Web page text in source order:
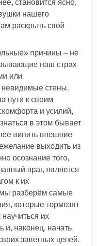
становится ясно,
нашего
раскрыть свой
причины – не
наш страх
или
невидимые стены,
пути к своим
и усилий,
в этом бывает
винить внешние
выходить из
осознание того,
враг, является
к их
разберём самые
которые тормозят
их
и, наконец, начать
заветных целей.